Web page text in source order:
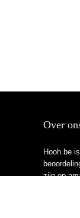
Over
Hooh.be
zijn op